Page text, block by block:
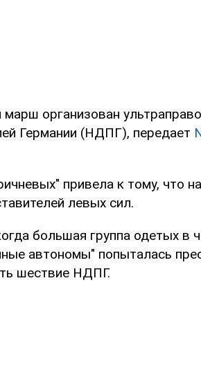
организован
Германии (НДПГ), передает
привела к тому, что
левых сил.
большая группа одетых в
автономы" попыталась
шествие НДПГ.